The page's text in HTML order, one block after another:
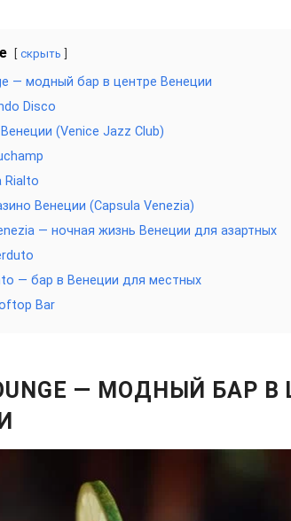
скрыть
— модный бар в центре Венеции
Disco
(Venice Jazz Club)
Rialto
Венеции (Capsula Venezia)
— ночная жизнь Венеции для азартных
— бар в Венеции для местных
Bar
— МОДНЫЙ БАР